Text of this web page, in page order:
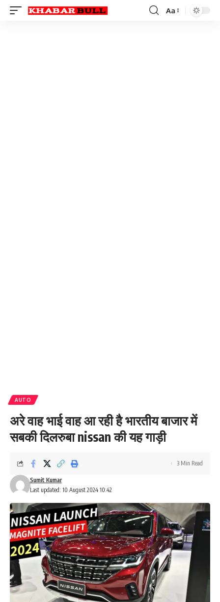
Font
Aa
AUTO
अरे वाह भाई वाह आ रही है भारतीय बाजार में
सबकी दिलरुबा nissan की यह गाड़ी
Last updated: 10 August 2024 10:42
Sumit Kumar
3 Min Read